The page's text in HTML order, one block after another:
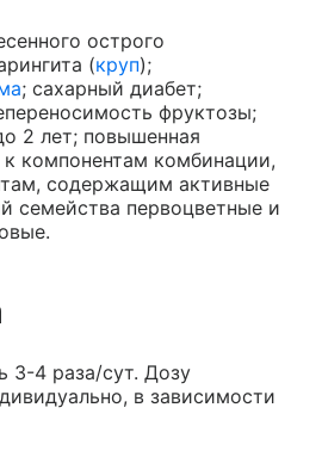
острого
(круп);
; сахарный диабет;
фруктозы;
2 лет; повышенная
к компонентам комбинации,
содержащим активные
семейства первоцветные и
3-4 раза/сут. Дозу
в зависимости